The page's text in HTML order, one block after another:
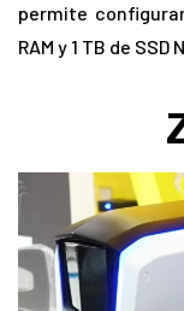
permite
RAM y 1 TB de SSD